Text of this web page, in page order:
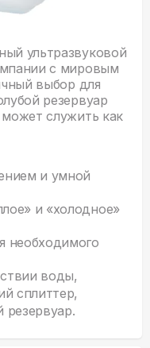
ультразвуковой
с мировым
выбор для
резервуар
служить как
и умной
и «холодное»
необходимого
воды,
сплиттер,
резервуар.